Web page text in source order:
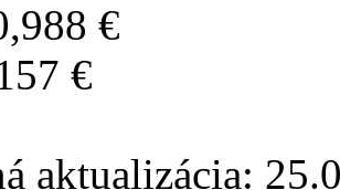
€
€
aktualizácia: